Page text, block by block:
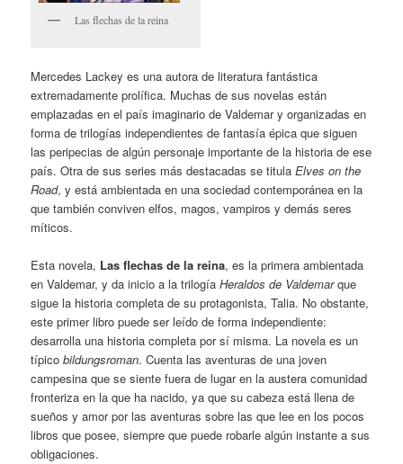
Las flechas de la reina
Mercedes Lackey es una autora de literatura fantástica
extremadamente prolífica. Muchas de sus novelas están
emplazadas en el país imaginario de Valdemar y organizadas en
forma de trilogías independientes de fantasía épica que siguen
las peripecias de algún personaje importante de la historia de ese
país. Otra de sus series más destacadas se titulaElves on the
Road, y está ambientada en una sociedad contemporánea en la
que también conviven elfos, magos, vampiros y demás seres
míticos.
Esta novela, Las flechas de la reina, es la primera ambientada
en Valdemar, y da inicio a la trilogíaHeraldos de Valdemarque
sigue la historia completa de su protagonista, Talia. No obstante,
este primer libro puede ser leído de forma independiente:
desarrolla una historia completa por sí misma. La novela es un
típicobildungsroman. Cuenta las aventuras de una joven
campesina que se siente fuera de lugar en la austera comunidad
fronteriza en la que ha nacido, ya que su cabeza está llena de
sueños y amor por las aventuras sobre las que lee en los pocos
libros que posee, siempre que puede robarle algún instante a sus
obligaciones.